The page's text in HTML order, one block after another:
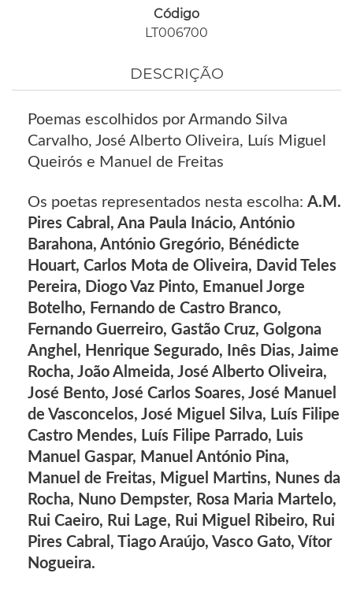
Código
LT006700
DESCRIÇÃO
Poemas escolhidos por Armando Silva
Carvalho, José Alberto Oliveira, Luís Miguel
Queirós e Manuel de Freitas
Os poetas representados nesta escolha: A.M.
Pires Cabral, Ana Paula Inácio, António
Barahona, António Gregório, Bénédicte
Houart, Carlos Mota de Oliveira, David Teles
Pereira, Diogo Vaz Pinto, Emanuel Jorge
Botelho, Fernando de Castro Branco,
Fernando Guerreiro, Gastão Cruz, Golgona
Anghel, Henrique Segurado, Inês Dias, Jaime
Rocha, João Almeida, José Alberto Oliveira,
José Bento, José Carlos Soares, José Manuel
de Vasconcelos, José Miguel Silva, Luís Filipe
Castro Mendes, Luís Filipe Parrado, Luis
Manuel Gaspar, Manuel António Pina,
Manuel de Freitas, Miguel Martins, Nunes da
Rocha, Nuno Dempster, Rosa Maria Martelo,
Rui Caeiro, Rui Lage, Rui Miguel Ribeiro, Rui
Pires Cabral, Tiago Araújo, Vasco Gato, Vítor
Nogueira.